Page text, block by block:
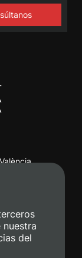
nuestra
del